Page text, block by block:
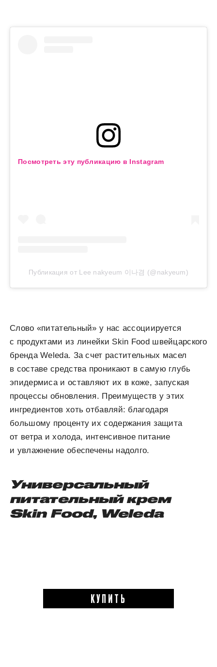
Посмотреть эту публикацию в Instagram
Публикация от Lee nakyeum 이나겸 (@nakyeum)
Слово «питательный» у нас ассоциируется
с продуктами из линейки Skin Food швейцарского
бренда Weleda. За счет растительных масел
в составе средства проникают в самую глубь
эпидермиса и оставляют их в коже, запуская
процессы обновления. Преимуществ у этих
ингредиентов хоть отбавляй: благодаря
большому проценту их содержания защита
от ветра и холода, интенсивное питание
и увлажнение обеспечены надолго.
Универсальный
питательный крем
Skin Food, Weleda
КУПИТЬ